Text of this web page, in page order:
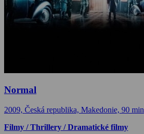
Normal
2009, Česká republika, Makedonie, 90 min
Filmy / Thrillery / Dramatické filmy